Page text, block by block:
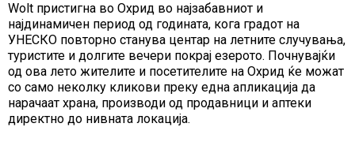
Wolt пристигна во Охрид во најзабавниот и
најдинамичен период од годината, кога градот на
УНЕСКО повторно станува центар на летните случувања,
туристите и долгите вечери покрај езерото. Почнувајќи
од ова лето жителите и посетителите на Охрид ќе можат
со само неколку кликови преку една апликација да
нарачаат храна, производи од продавници и аптеки
директно до нивната локација.